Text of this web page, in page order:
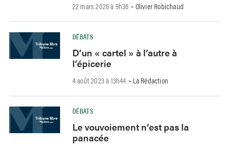
22 mars 2026 à 9h36 - Olivier Robichaud
DÉBATS
D’un « cartel » à l’autre à
l’épicerie
4 août 2023 à 13h44 - La Rédaction
DÉBATS
Le vouvoiement n’est pas la
panacée